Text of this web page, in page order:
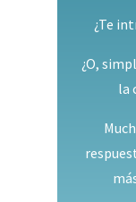
¿Te
¿O,
la